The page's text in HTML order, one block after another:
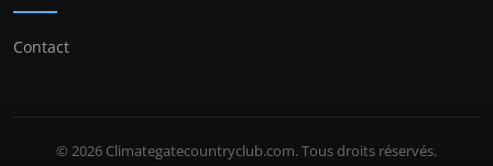
Contact
© 2026 Climategatecountryclub.com. Tous droits réservés.